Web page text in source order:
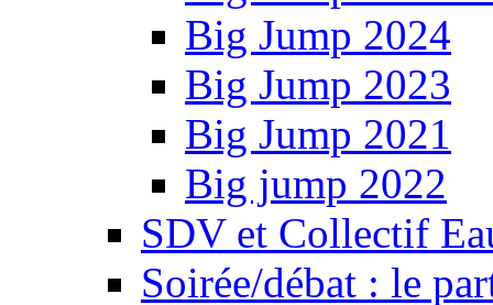
Big Jump 2024
Big Jump 2023
Big Jump 2021
Big jump 2022
SDV et Collectif
Soirée/débat : le